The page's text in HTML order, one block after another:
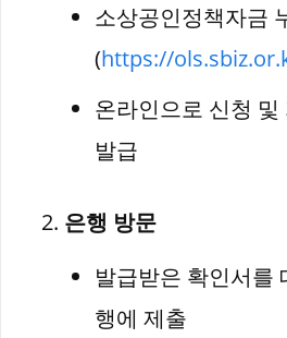
소상공인정책자금
(https://
온라인으로 신청 및
발급
은행 방문
발급받은 확인서를
행에 제출